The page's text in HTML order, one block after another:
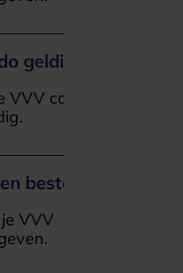
geldig?
cadeaukaart
besteden?
VVV